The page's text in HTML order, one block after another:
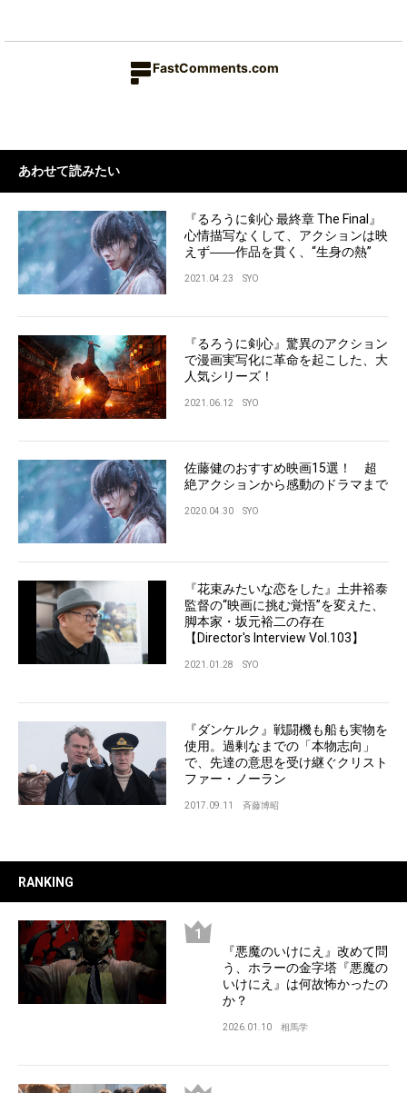
FastComments.com
あわせて読みたい
『るろうに剣心 最終章 The Final』
心情描写なくして、アクションは映
えず――作品を貫く、“生身の熱”
2021.04.23 SYO
『るろうに剣心』驚異のアクション
で漫画実写化に革命を起こした、大
人気シリーズ！
2021.06.12 SYO
佐藤健のおすすめ映画15選！ 超
絶アクションから感動のドラマまで
2020.04.30 SYO
『花束みたいな恋をした』土井裕泰
監督の“映画に挑む覚悟”を変えた、
脚本家・坂元裕二の存在
【Director's Interview Vol.103】
2021.01.28 SYO
『ダンケルク』戦闘機も船も実物を
使用。過剰なまでの「本物志向」
で、先達の意思を受け継ぐクリスト
ファー・ノーラン
2017.09.11 斉藤博昭
RANKING
『悪魔のいけにえ』改めて問
う、ホラーの金字塔『悪魔の
いけにえ』は何故怖かったの
か？
2026.01.10 相馬学